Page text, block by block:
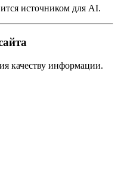
источником для AI.
качеству информации.